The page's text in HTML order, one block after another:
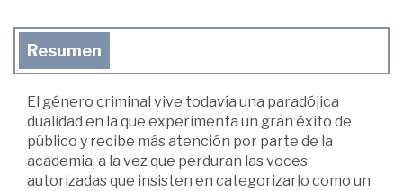
Resumen
El género criminal vive todavía una paradójica
dualidad en la que experimenta un gran éxito de
público y recibe más atención por parte de la
academia, a la vez que perduran las voces
autorizadas que insisten en categorizarlo como un